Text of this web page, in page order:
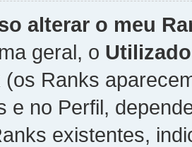
alterar o meu
geral, o
Ranks
e no Perfil,
existentes,